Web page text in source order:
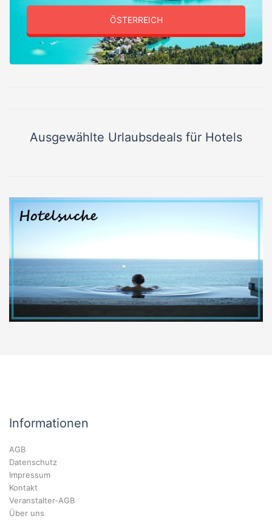
ÖSTERREICH
Ausgewählte Urlaubsdeals für Hotels
Informationen
AGB
Datenschutz
Impressum
Kontakt
Veranstalter-AGB
Über uns